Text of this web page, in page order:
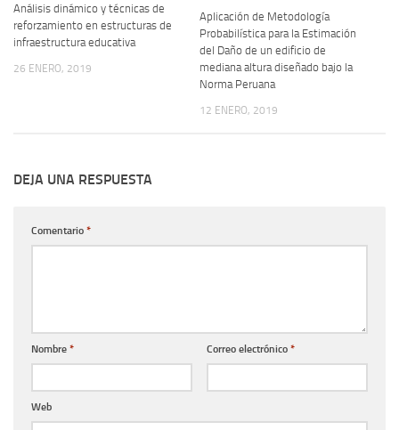
Análisis dinámico y técnicas de
reforzamiento en estructuras de
infraestructura educativa
26 ENERO, 2019
Aplicación de Metodología
Probabilística para la Estimación
del Daño de un edificio de
mediana altura diseñado bajo la
Norma Peruana
12 ENERO, 2019
DEJA UNA RESPUESTA
Comentario *
Nombre * Correo electrónico *
Web